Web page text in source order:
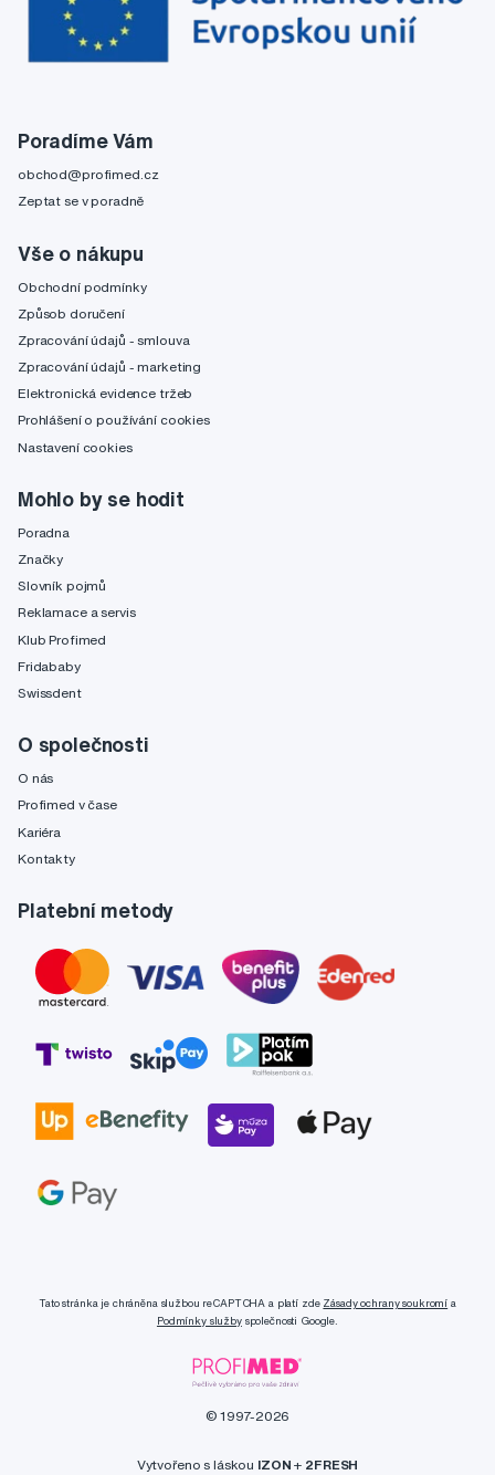
Poradíme Vám
obchod@profimed.cz
Zeptat se v poradně
Vše o nákupu
Obchodní podmínky
Způsob doručení
Zpracování údajů - smlouva
Zpracování údajů - marketing
Elektronická evidence tržeb
Prohlášení o používání cookies
Nastavení cookies
Mohlo by se hodit
Poradna
Značky
Slovník pojmů
Reklamace a servis
Klub Profimed
Fridababy
Swissdent
O společnosti
O nás
Profimed v čase
Kariéra
Kontakty
Platební metody
Tato stránka je chráněna službou reCAPTCHA a platí zde Zásady ochrany soukromí a
Podmínky službyspolečnosti Google.
© 1997-2026
Vytvořeno s láskou IZON + 2FRESH